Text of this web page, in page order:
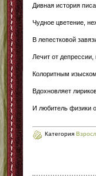
Дивная история
Чудное цветение,
В лепестковой
Лечит от
Колоритным
Вдохновляет
И любитель физики
Категория